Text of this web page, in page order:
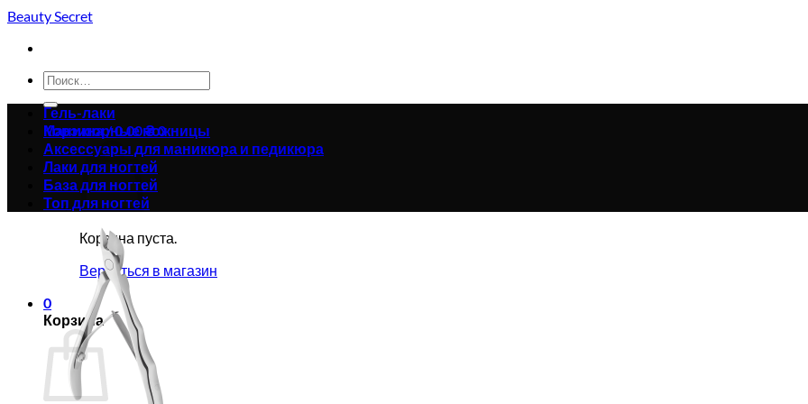
Skip
content
Beauty Secret
Искать:
Корзина /0.00₴0
Корзина пуста.
Вернуться в магазин
0
Корзина
Гель-лаки
Маникюрные ножницы
Аксессуары для маникюра и педикюра
Лаки для ногтей
База для ногтей
Топ для ногтей